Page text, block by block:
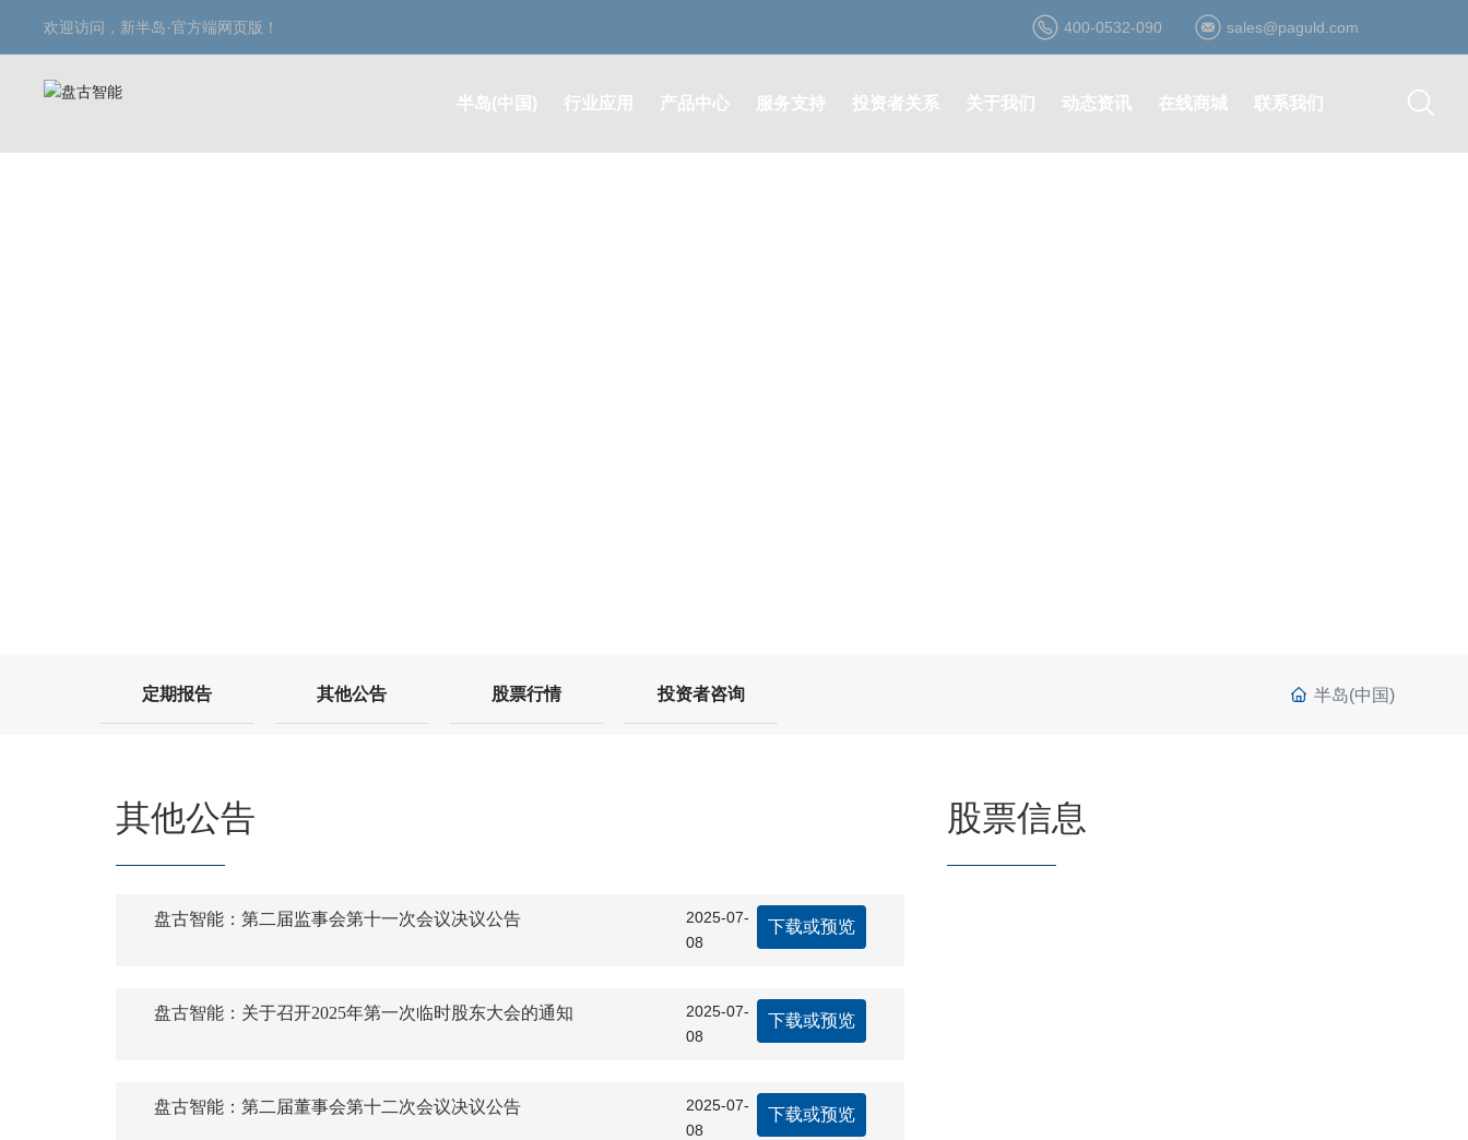
欢迎访问，新半岛·官方端网页版！ 400-0532-090 sales@paguld.com
半岛(中国) 行业应用 产品中心 服务支持 投资者关系 关于我们 动态资讯 在线商城 联系我们
定期报告 其他公告 股票行情 投资者咨询 半岛(中国)
其他公告
盘古智能：第二届监事会第十一次会议决议公告
2025-07-
08
下载或预览
盘古智能：关于召开2025年第一次临时股东大会的通知
2025-07-
08
下载或预览
盘古智能：第二届董事会第十二次会议决议公告
2025-07-
08
下载或预览
股票信息